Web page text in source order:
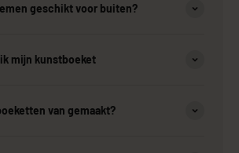
geschikt voor buiten?
mijn kunstboeket
van gemaakt?